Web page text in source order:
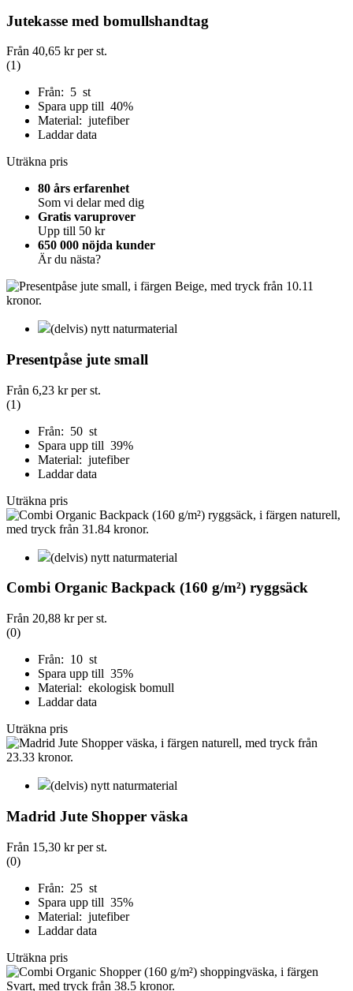
Jutekasse med bomullshandtag
Från 40,65 krper st.
(1)
Från: 5 st
Spara upp till 40%
Material: jutefiber
Laddar data
Uträkna pris
80 års erfarenhet
Som vi delar med dig
Gratis varuprover
Upp till 50 kr
650 000 nöjda kunder
Är du nästa?
(delvis) nytt naturmaterial
Presentpåse jute small
Från 6,23 krper st.
(1)
Från: 50 st
Spara upp till 39%
Material: jutefiber
Laddar data
Uträkna pris
(delvis) nytt naturmaterial
Combi Organic Backpack (160 g/m²) ryggsäck
Från 20,88 krper st.
(0)
Från: 10 st
Spara upp till 35%
Material: ekologisk bomull
Laddar data
Uträkna pris
(delvis) nytt naturmaterial
Madrid Jute Shopper väska
Från 15,30 krper st.
(0)
Från: 25 st
Spara upp till 35%
Material: jutefiber
Laddar data
Uträkna pris